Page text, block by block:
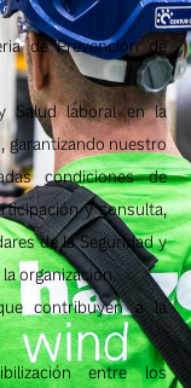
de Prevención de
Salud laboral en la
garantizando nuestro
condiciones de
y consulta,
de la Seguridad y
organización.
contribuyen a la
entre los